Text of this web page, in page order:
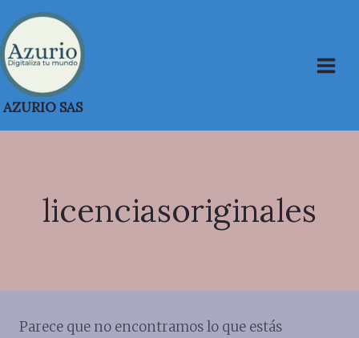
Saltar
al
contenido
AZURIO SAS
licenciasoriginales
Parece que no encontramos lo que estás